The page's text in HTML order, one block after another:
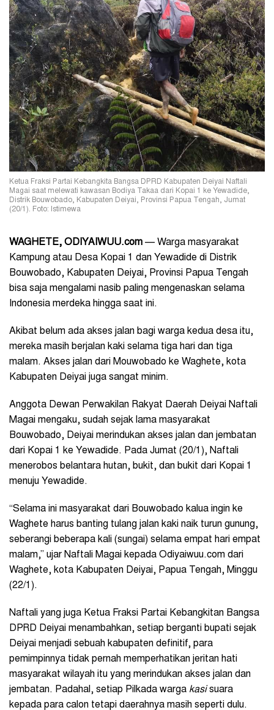
Ketua Fraksi Partai Kebangkita Bangsa DPRD Kabupaten Deiyai Naftali
Magai saat melewati kawasan Bodiya Takaa dari Kopai 1 ke Yewadide,
Distrik Bouwobado, Kabupaten Deiyai, Provinsi Papua Tengah, Jumat
(20/1). Foto: Istimewa
WAGHETE, ODIYAIWUU.com — Warga masyarakat
Kampung atau Desa Kopai 1 dan Yewadide di Distrik
Bouwobado, Kabupaten Deiyai, Provinsi Papua Tengah
bisa saja mengalami nasib paling mengenaskan selama
Indonesia merdeka hingga saat ini.
Akibat belum ada akses jalan bagi warga kedua desa itu,
mereka masih berjalan kaki selama tiga hari dan tiga
malam. Akses jalan dari Mouwobado ke Waghete, kota
Kabupaten Deiyai juga sangat minim.
Anggota Dewan Perwakilan Rakyat Daerah Deiyai Naftali
Magai mengaku, sudah sejak lama masyarakat
Bouwobado, Deiyai merindukan akses jalan dan jembatan
dari Kopai 1 ke Yewadide. Pada Jumat (20/1), Naftali
menerobos belantara hutan, bukit, dan bukit dari Kopai 1
menuju Yewadide.
“Selama ini masyarakat dari Bouwobado kalua ingin ke
Waghete harus banting tulang jalan kaki naik turun gunung,
seberangi beberapa kali (sungai) selama empat hari empat
malam,” ujar Naftali Magai kepada Odiyaiwuu.com dari
Waghete, kota Kabupaten Deiyai, Papua Tengah, Minggu
(22/1).
Naftali yang juga Ketua Fraksi Partai Kebangkitan Bangsa
DPRD Deiyai menambahkan, setiap berganti bupati sejak
Deiyai menjadi sebuah kabupaten definitif, para
pemimpinnya tidak pernah memperhatikan jeritan hati
masyarakat wilayah itu yang merindukan akses jalan dan
jembatan. Padahal, setiap Pilkada warga kasisuara
kepada para calon tetapi daerahnya masih seperti dulu.